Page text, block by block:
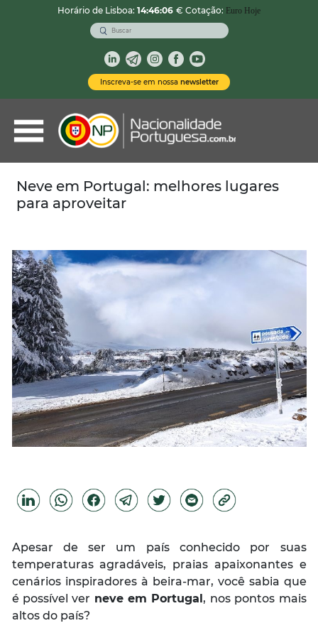
Horário de Lisboa:14:46:07 € Cotação: Euro Hoje
Inscreva-se em nossa newsletter
Nacionalidade Portuguesa
Vistos de Residência
Imóveis em Portugal
Demais Serviços
Vistos Temporários
Neve em Portugal: melhores lugares
para aproveitar
Apesar de ser um país conhecido por suas
temperaturas agradáveis, praias apaixonantes e
cenários inspiradores à beira-mar, você sabia que
é possível ver neve em Portugal, nos pontos mais
altos do país?